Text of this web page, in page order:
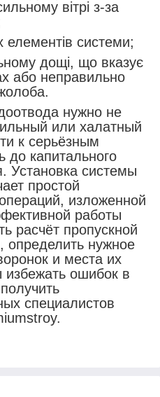
вітрі з-за
елементів системи;
дощі, що вказує
або неправильно
нужно не
или халатный
к серьёзным
до капитального
Установка системы
простой
изложенной
работы
расчёт пропускной
определить нужное
и места их
ошибок в
специалистов